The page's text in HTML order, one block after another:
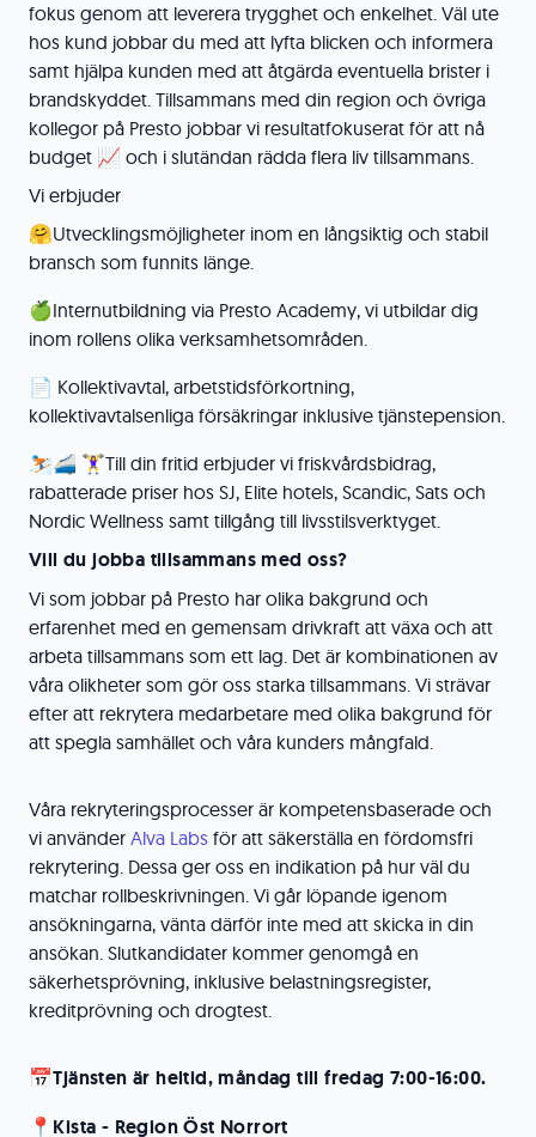
fokus genom att leverera trygghet och enkelhet. Väl ute
hos kund jobbar du med att lyfta blicken och informera
samt hjälpa kunden med att åtgärda eventuella brister i
brandskyddet. Tillsammans med din region och övriga
kollegor på Presto jobbar vi resultatfokuserat för att nå
budget 📈 och i slutändan rädda flera liv tillsammans.
Vi erbjuder
🤗Utvecklingsmöjligheter inom en långsiktig och stabil
bransch som funnits länge.
🍏Internutbildning via Presto Academy, vi utbildar dig
inom rollens olika verksamhetsområden.
📄 Kollektivavtal, arbetstidsförkortning,
kollektivavtalsenliga försäkringar inklusive tjänstepension.
⛷️🚄 🏋️‍♀️Till din fritid erbjuder vi friskvårdsbidrag,
rabatterade priser hos SJ, Elite hotels, Scandic, Sats och
Nordic Wellness samt tillgång till livsstilsverktyget.
Vill du jobba tillsammans med oss?
Vi som jobbar på Presto har olika bakgrund och
erfarenhet med en gemensam drivkraft att växa och att
arbeta tillsammans som ett lag. Det är kombinationen av
våra olikheter som gör oss starka tillsammans. Vi strävar
efter att rekrytera medarbetare med olika bakgrund för
att spegla samhället och våra kunders mångfald.
Våra rekryteringsprocesser är kompetensbaserade och
vi använder Alva Labs för att säkerställa en fördomsfri
rekrytering. Dessa ger oss en indikation på hur väl du
matchar rollbeskrivningen. Vi går löpande igenom
ansökningarna, vänta därför inte med att skicka in din
ansökan. Slutkandidater kommer genomgå en
säkerhetsprövning, inklusive belastningsregister,
kreditprövning och drogtest.
📅Tjänsten är heltid, måndag till fredag 7:00-16:00.
📍Kista - Region Öst Norrort